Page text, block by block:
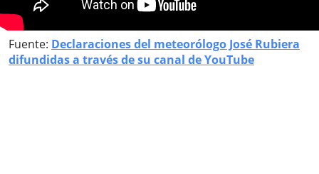
Fuente: Declaraciones del meteorólogo José Rubiera
difundidas a través de su canal de YouTube